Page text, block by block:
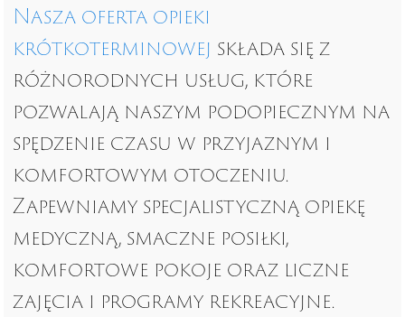
Nasza oferta opieki
krótkoterminowej składa się z
różnorodnych usług, które
pozwalają naszym podopiecznym na
spędzenie czasu w przyjaznym i
komfortowym otoczeniu.
Zapewniamy specjalistyczną opiekę
medyczną, smaczne posiłki,
komfortowe pokoje oraz liczne
zajęcia i programy rekreacyjne.